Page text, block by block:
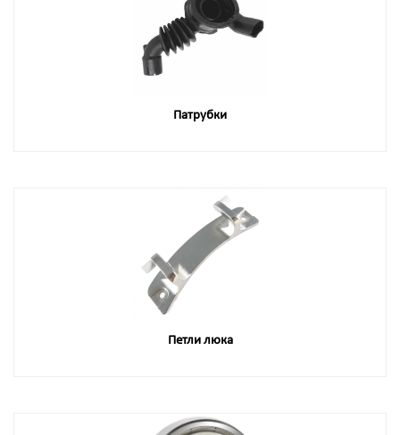
Патрубки
Петли люка